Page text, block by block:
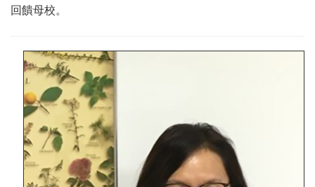
回饋母校。